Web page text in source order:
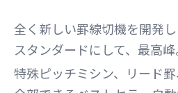
全く新しい罫線切機を開発
スタンダードにして、最高峰
特殊ピッチミシン、リード